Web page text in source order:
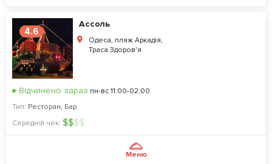
4.6
Ассоль
Одеса, пляж Аркадiя,
Траса Здоров'я
Відчинено зараз пн-вс 11:00-02:00
Тип: Ресторан, Бар
Середній чек: $$$$
Меню